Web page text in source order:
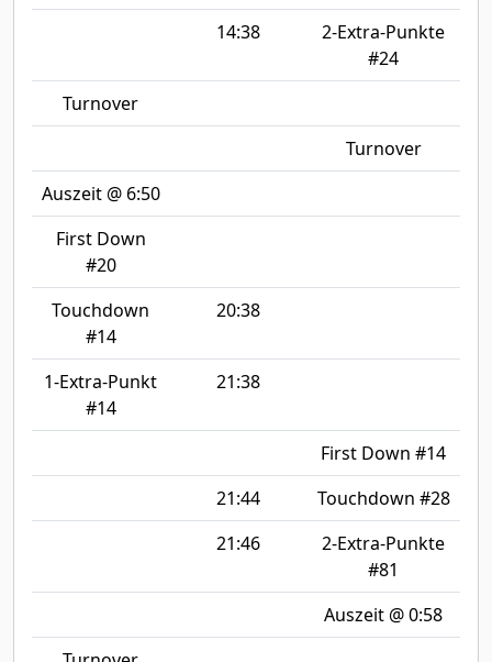
14:38
2-Extra-Punkte
#24
Turnover
Turnover
Auszeit @ 6:50
First Down
#20
Touchdown
#14
20:38
1-Extra-Punkt
#14
21:38
First Down #14
21:44
Touchdown #28
21:46
2-Extra-Punkte
#81
Auszeit @ 0:58